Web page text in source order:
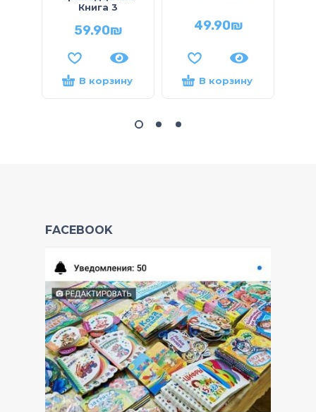
Книга 3
59.90₪
В корзину
49.90₪
В корзину
FACEBOOK